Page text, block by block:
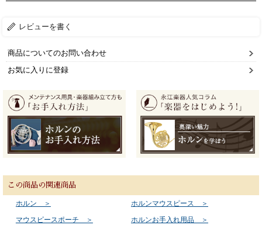
レビューを書く
商品についてのお問い合わせ
お気に入りに登録
この商品の関連商品
ホルン ＞
ホルンマウスピース ＞
マウスピースポーチ ＞
ホルンお手入れ用品 ＞